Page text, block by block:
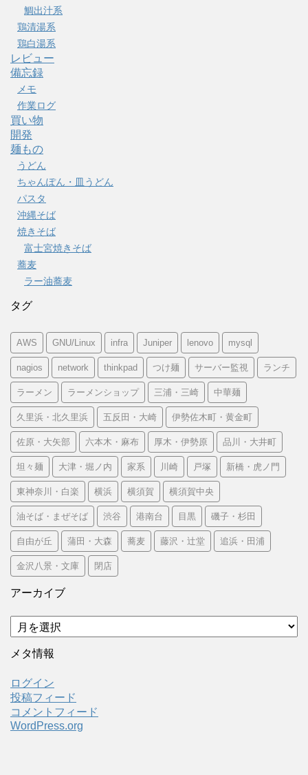
鯛出汁系
鶏清湯系
鶏白湯系
レビュー
備忘録
メモ
作業ログ
買い物
開発
麺もの
うどん
ちゃんぽん・皿うどん
パスタ
沖縄そば
焼きそば
富士宮焼きそば
蕎麦
ラー油蕎麦
タグ
AWS GNU/Linux infra Juniper lenovo mysql
nagios network thinkpad つけ麺 サーバー監視 ランチ
ラーメン ラーメンショップ 三浦・三崎 中華麺
久里浜・北久里浜 五反田・大崎 伊勢佐木町・黄金町
佐原・大矢部 六本木・麻布 厚木・伊勢原 品川・大井町
坦々麺 大津・堀ノ内 家系 川崎 戸塚 新橋・虎ノ門
東神奈川・白楽 横浜 横須賀 横須賀中央
油そば・まぜそば 渋谷 港南台 目黒 磯子・杉田
自由が丘 蒲田・大森 蕎麦 藤沢・辻堂 追浜・田浦
金沢八景・文庫 閉店
アーカイブ
ア
ー
カ
ブ
メタ情報
ログイン
投稿フィード
コメントフィード
WordPress.org